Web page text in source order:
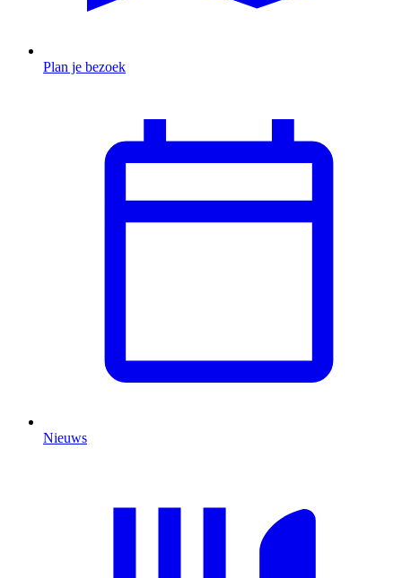
Plan je bezoek
Nieuws